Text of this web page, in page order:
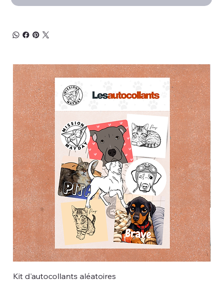
Kit d'autocollants aléatoires